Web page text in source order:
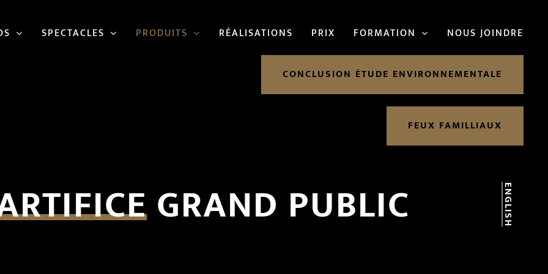
SPECTACLES PRODUITS RÉALISATIONS PRIX FORMATION NOUS JOINDRE
CONCLUSION ÉTUDE ENVIRONNEMENTALE
FEUX FAMILLIAUX
ENGLISH
GRAND PUBLIC